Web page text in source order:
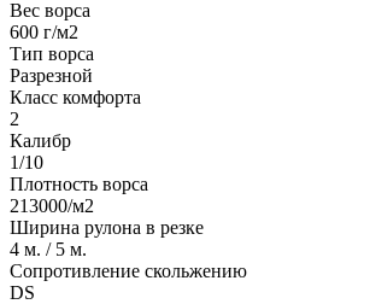
Вес ворса
600 г/м2
Тип ворса
Разрезной
Класс комфорта
2
Калибр
1/10
Плотность ворса
213000/м2
Ширина рулона в резке
4 м. / 5 м.
Сопротивление скольжению
DS